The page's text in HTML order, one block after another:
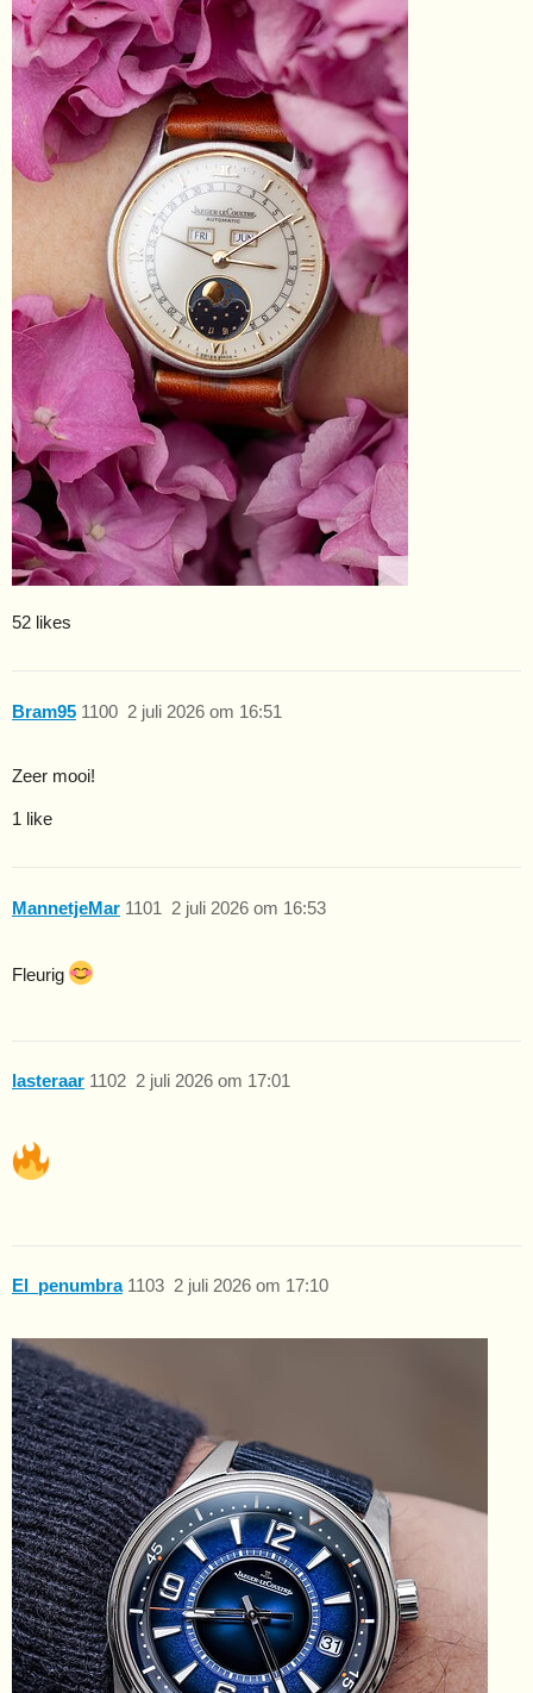
52 likes
Bram95 2 juli 2026 om 16:51
1100
Zeer mooi!
1 like
MannetjeMar 2 juli 2026 om 16:53
1101
Fleurig
lasteraar 2 juli 2026 om 17:01
1102
El_penumbra 2 juli 2026 om 17:10
1103